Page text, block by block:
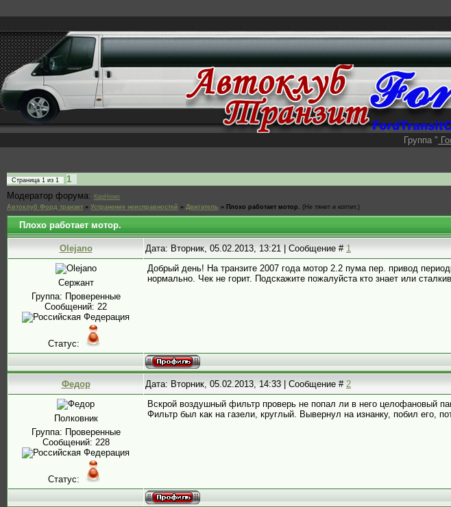
Группа "
Страница 1 из 1
1
Модератор форума:
КарНемо
Автоклуб Форд транзит » Устранение неисправностей » Двигатель » Плохо работает мотор. (Не тянет и коптит.)
Плохо работает мотор.
Olejano Дата: Вторник, 05.02.2013, 13:21 | Сообщение #1
Сержант
Группа: Проверенные
Сообщений: 22
Статус:
Добрый день! На транзите 2007 года мотор 2.2 пума пер. привод
нормально. Чек не горит. Подскажите пожалуйста кто знает или
Федор Дата: Вторник, 05.02.2013, 14:33 | Сообщение #2
Полковник
Группа: Проверенные
Сообщений: 228
Статус:
Вскрой воздушный фильтр проверь не попал ли в него целофановый
Фильтр был как на газели, круглый. Вывернул на изнанку, побил его,